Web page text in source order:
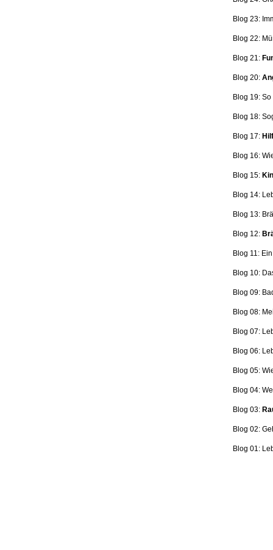
Blog 23:
Blog 22:
Blog 21:
Blog 20:
Blog 19:
Blog 18:
Blog 17:
Blog 16:
Blog 15:
Blog 14:
Blog 13:
Blog 12:
Blog 11:
Blog 10:
Blog 09:
Blog 08:
Blog 07:
Blog 06:
Blog 05:
Blog 04:
Blog 03:
Blog 02:
Blog 01: